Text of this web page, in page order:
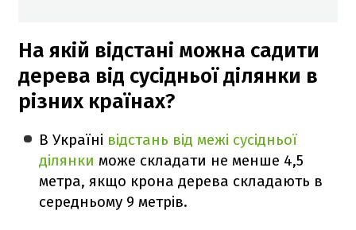
На якій відстані можна садити
дерева від сусідньої ділянки в
різних країнах?
В Україні відстань від межі сусідньої
ділянки може складати не менше 4,5
метра, якщо крона дерева складають в
середньому 9 метрів.